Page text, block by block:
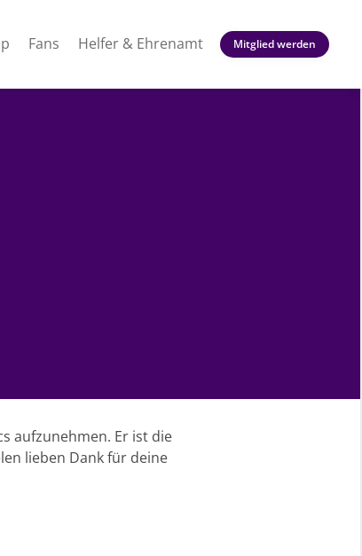
Fans Helfer & Ehrenamt Mitglied werden
aufzunehmen. Er ist die
lieben Dank für deine